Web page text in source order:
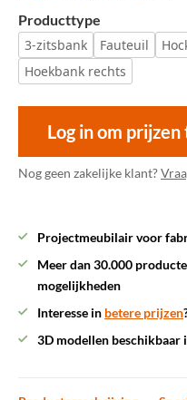
Producttype
3-zitsbank
Fauteuil
Hoekbank rechts
Log in om prijzen
Nog geen zakelijke klant?
Projectmeubilair voor
Meer dan 30.000
mogelijkheden
Interesse in betere prijzen
3D modellen beschikbaar